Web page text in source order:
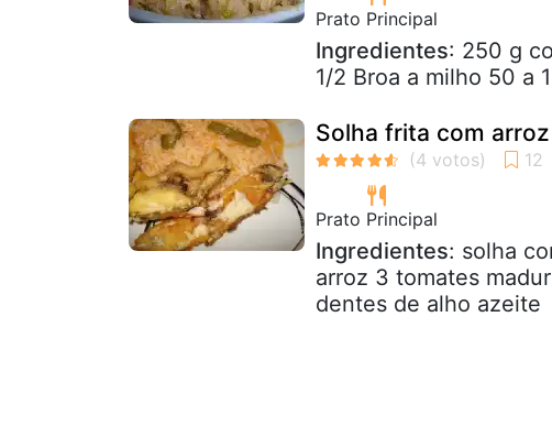
Prato Principal
Ingredientes: 250 g
1/2 Broa a milho 50 a
Solha frita com
Prato Principal
Ingredientes: solha
arroz 3 tomates
dentes de alho azeite